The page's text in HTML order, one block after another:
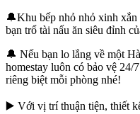
🔔Khu bếp nhỏ nhỏ xinh
bạn trổ tài nấu ăn siêu đỉnh
🔔 Nếu bạn lo lắng về một
homestay luôn có bảo vệ 24/
riêng biệt mỗi phòng nhé!
▶️ Với vị trí thuận tiện, thiết